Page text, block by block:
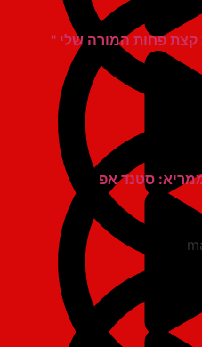
המורה שלי "
סטנד אפ